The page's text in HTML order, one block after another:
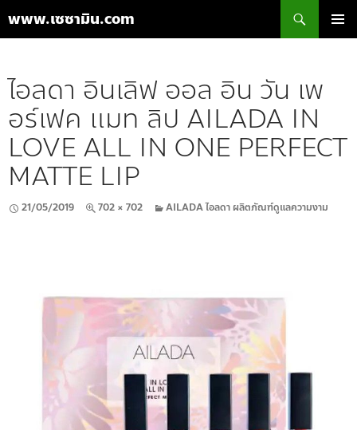
www.เซซามิน.com
เนื้อหา
ไอลดา อินเลิฟ ออล อิน วัน เพ
อร์เฟค แมท ลิป AILADA IN
LOVE ALL IN ONE PERFECT
MATTE LIP
21/05/2019 702 × 702 AILADA ไอลดา ผลิตภัณฑ์ดูแลความงาม